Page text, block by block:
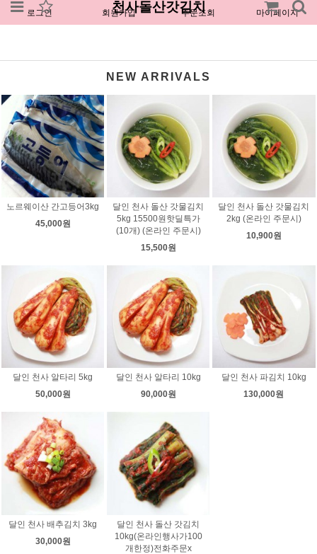
로그인 회원가입 주문조회 마이페이지
천사돌산갓김치
NEW ARRIVALS
노르웨이산 간고등어3kg
45,000원
달인 천사 돌산 갓물김치
5kg 15500원핫딜특가
(10개) (온라인 주문시)
15,500원
달인 천사 돌산 갓물김치
2kg (온라인 주문시)
10,900원
달인 천사 알타리 5kg
50,000원
달인 천사 알타리 10kg
90,000원
달인 천사 파김치 10kg
130,000원
달인 천사 배추김치 3kg
30,000원
달인 천사 돌산 갓김치
10kg(온라인행사가100
개한정)전화주문x